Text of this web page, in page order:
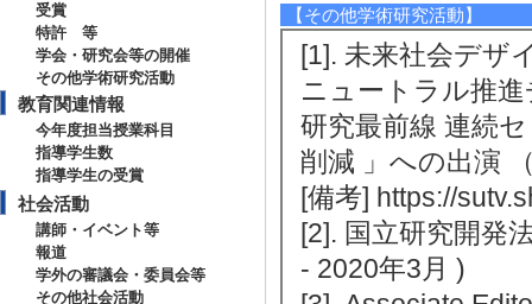
受賞
特許 等
学会・研究会等の開催
その他学術研究活動
教育関連情報
今年度担当授業科目
指導学生数
指導学生の受賞
社会活動
講師・イベント等
報道
学外の審議会・委員会等
その他社会活動
【その他学術研究活動】
[1]. 未来社会デザ
ニュートラル推
研究最前線 連続
削減 」への出演
[備考] https://
[2]. 国立研究開発
- 2020年3月 )